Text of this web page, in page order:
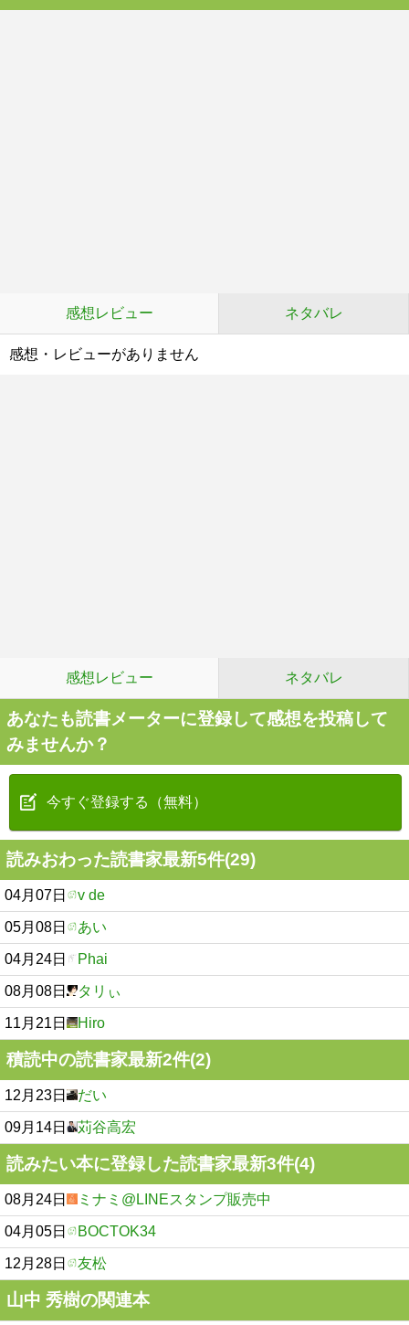
感想レビュー ネタバレ
感想・レビューがありません
感想レビュー ネタバレ
あなたも読書メーターに登録して感想を投稿して
みませんか？
今すぐ登録する（無料）
読みおわった読書家最新5件(29)
04月07日 v de
05月08日 あい
04月24日 Phai
08月08日 タリぃ
11月21日 Hiro
積読中の読書家最新2件(2)
12月23日 だい
09月14日 苅谷高宏
読みたい本に登録した読書家最新3件(4)
08月24日 ミナミ@LINEスタンプ販売中
04月05日 BOCTOK34
12月28日 友松
山中 秀樹の関連本